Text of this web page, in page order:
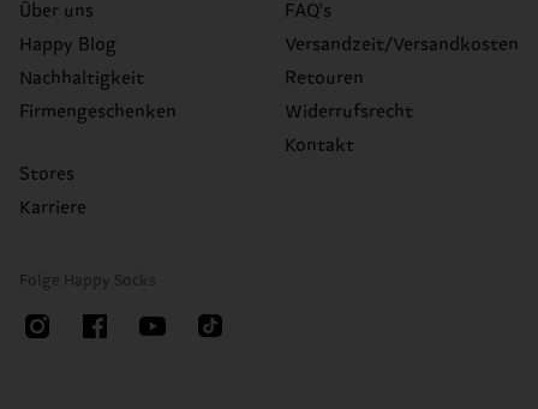
Über uns
Happy Blog
Nachhaltigkeit
Firmengeschenken
Stores
Karriere
FAQ's
Versandzeit/Versandkosten
Retouren
Widerrufsrecht
Kontakt
Folge Happy Socks